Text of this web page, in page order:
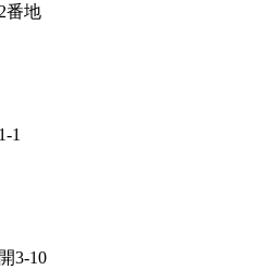
番地
1
3-10